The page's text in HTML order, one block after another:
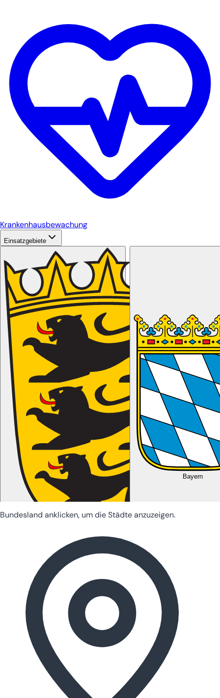
Krankenhausbewachung
Einsatzgebiete
Baden-Württemberg
Bayern
Bundesland anklicken, um die Städte anzuzeigen.